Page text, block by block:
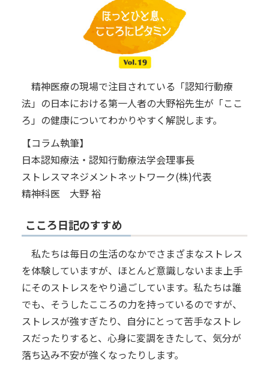
精神医療の現場で注目されている「認知行動療
法」の日本における第一人者の大野裕先生が「ここ
ろ」の健康についてわかりやすく解説します。
【コラム執筆】
日本認知療法・認知行動療法学会理事長
ストレスマネジメントネットワーク(株)代表
精神科医 大野 裕
こころ日記のすすめ
私たちは毎日の生活のなかでさまざまなストレス
を体験していますが、ほとんど意識しないまま上手
にそのストレスをやり過ごしています。私たちは誰
でも、そうしたこころの力を持っているのですが、
ストレスが強すぎたり、自分にとって苦手なストレ
スだったりすると、心身に変調をきたして、気分が
落ち込み不安が強くなったりします。